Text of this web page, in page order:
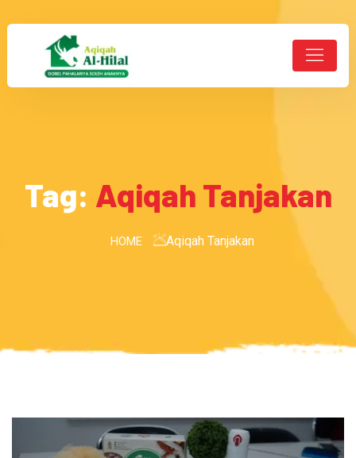
Tag: Aqiqah Tanjakan
HOME Aqiqah Tanjakan